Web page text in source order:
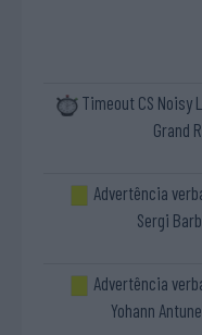
Timeout CS Noisy
Grand
Advertência
Sergi
Advertência
Yohann